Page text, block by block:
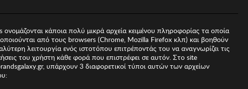
ονομάζονται κάποια πολύ μικρά αρχεία κειμένου πληροφορίας τα οποία
από τους browsers (Chrome, Mozilla Firefox κλπ) και βοηθούν
λειτουργία ενός ιστοτόπου επιτρέποντάς του να αναγνωρίζει τις
του χρήστη κάθε φορά που επιστρέφει σε αυτόν. Στο site
υπάρχουν 3 διαφορετικοί τύποι αυτών των αρχείων